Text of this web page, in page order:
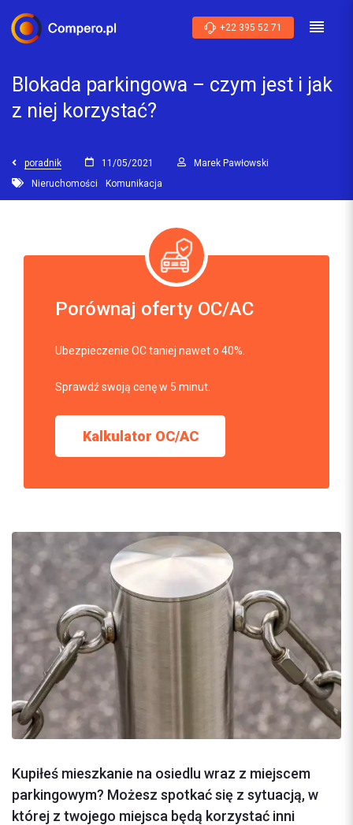
+22 395 52 71
Blokada parkingowa – czym jest i jak
z niej korzystać?
poradnik 11/05/2021
Marek Pawłowski
Nieruchomości
Komunikacja
Porównaj oferty OC/AC
Ubezpieczenie OC taniej nawet o 40%.
Sprawdź swoją cenę w 5 minut.
Kalkulator OC/AC
Kupiłeś mieszkanie na osiedlu wraz z miejscem
parkingowym? Możesz spotkać się z sytuacją, w
której z twojego miejsca będą korzystać inni